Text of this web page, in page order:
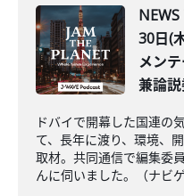
30日(
メン
兼論説
ドバイで開幕した国連の
て、長年に渡り、環境、
取材。共同通信で編集委
んに伺いました。（ナビ